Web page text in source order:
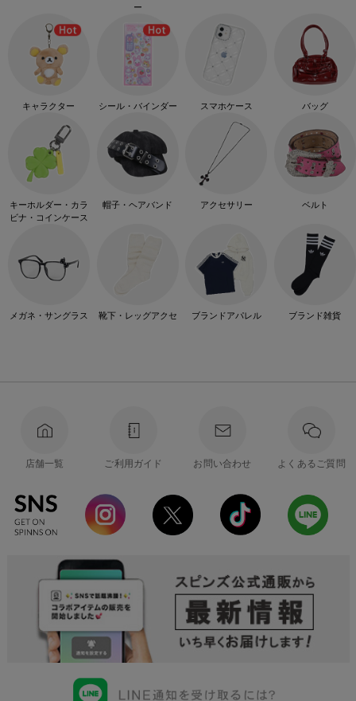
ー
キャラクター シール・バインダー スマホケース バッグ
キーホルダー・カラ
ビナ・コインケース
帽子・ヘアバンド アクセサリー ベルト
メガネ・サングラス 靴下・レッグアクセ ブランドアパレル ブランド雑貨
店舗一覧 ご利用ガイド お問い合わせ よくあるご質問